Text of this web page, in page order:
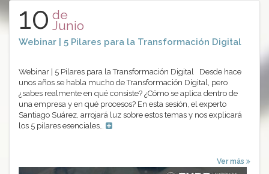
10 de
Junio
Webinar | 5 Pilares para la Transformación Digital
Webinar | 5 Pilares para la Transformación Digital Desde hace
unos años se habla mucho de Transformación Digital, pero
¿sabes realmente en qué consiste? ¿Cómo se aplica dentro de
una empresa y en qué procesos? En esta sesión, el experto
Santiago Suárez, arrojará luz sobre estos temas y nos explicará
los 5 pilares esenciales…
Ver más